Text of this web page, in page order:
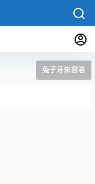
兔子牙朱容君